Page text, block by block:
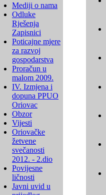
Mediji o nama
Odluke
Rješenja
Zapisnici
Poticajne mjere
za razvoj
gospodarstva
Proračun u
malom 2009.
IV. Izmjena i
dopuna PPUO
Oriovac
Obzor
Vijesti
Oriovačke
žetvene
svečanosti
2012. - 2.dio
Povijesne
ličnosti
Javni uvid u